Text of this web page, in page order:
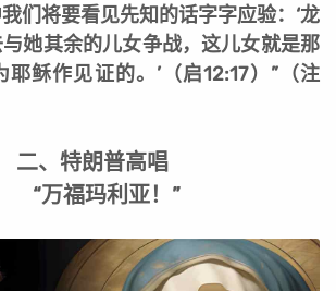
们将要看见先知的话字字应验：‘龙
她其余的儿女争战，这儿女就是那
稣作见证的。’（启12:17）”（注
二、特朗普高唱
“万福玛利亚！”